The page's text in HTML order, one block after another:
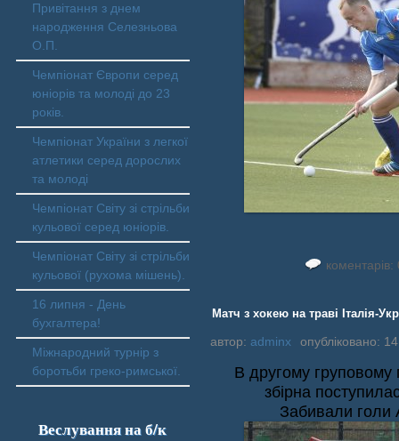
Привітання з днем
народження Селезньова
О.П.
Чемпіонат Європи серед
юніорів та молоді до 23
років.
Чемпіонат України з легкої
атлетики серед дорослих
та молоді
Чемпіонат Світу зі стрільби
кульової серед юніорів.
Чемпіонат Світу зі стрільби
кульової (рухома мішень).
16 липня - День
бухгалтера!
Міжнародний турнір з
боротьби греко-римської.
Веслування на б/к
коментарів:
Матч з хокею на траві Італія-
автор: adminx опубліковано:
В другому груповому
збірна
Забивали голи